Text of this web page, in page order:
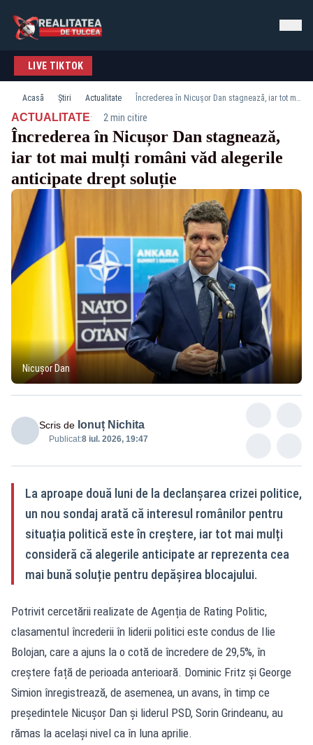
LIVE TIKTOK
Acasă Știri Actualitate Încrederea în Nicușor Dan stagnează, iar tot mai mulți români văd alegerile anticipate drept soluție
ACTUALITATE· 2 min citire
Încrederea în Nicușor Dan stagnează,
iar tot mai mulți români văd alegerile
anticipate drept soluție
Nicușor Dan
Scris de Ionuț Nichita
Publicat:8 iul. 2026, 19:47
La aproape două luni de la declanșarea crizei politice,
un nou sondaj arată că interesul românilor pentru
situația politică este în creștere, iar tot mai mulți
consideră că alegerile anticipate ar reprezenta cea
mai bună soluție pentru depășirea blocajului.
Potrivit cercetării realizate de Agenția de Rating Politic,
clasamentul încrederii în liderii politici este condus de Ilie
Bolojan, care a ajuns la o cotă de încredere de 29,5%, în
creștere față de perioada anterioară. Dominic Fritz și George
Simion înregistrează, de asemenea, un avans, în timp ce
președintele Nicușor Dan și liderul PSD, Sorin Grindeanu, au
rămas la același nivel ca în luna aprilie.